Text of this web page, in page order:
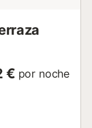
€ por noche